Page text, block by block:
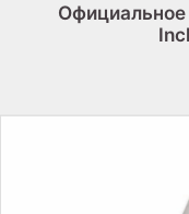
Официальное